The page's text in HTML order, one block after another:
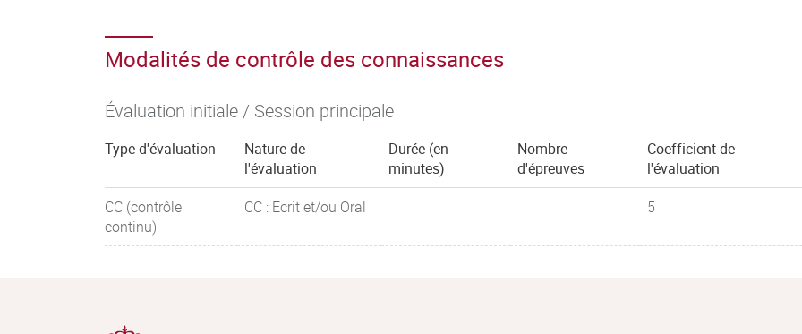
Modalités de contrôle des connaissances
Évaluation initiale / Session principale
Type d'évaluation
Nature de
l'évaluation
Durée (en
minutes)
Nombre
d'épreuves
Coefficient de
l'évaluation
CC (contrôle
continu)
CC : Ecrit et/ou Oral 5